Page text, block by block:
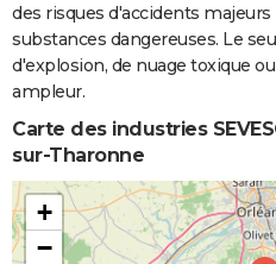
des risques d'accidents
substances dangereuses. Le
d'explosion, de nuage toxique
ampleur.
Carte des industries
sur-Tharonne
+
−